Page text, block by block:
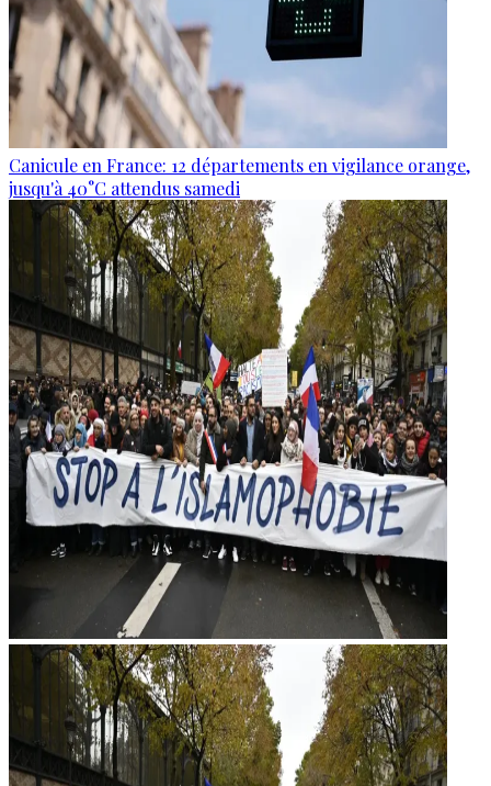
Canicule en France: 12 départements en vigilance orange,
jusqu'à 40°C attendus samedi